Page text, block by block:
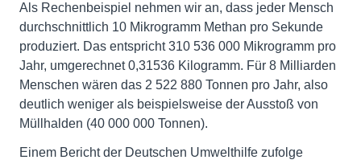
Als Rechenbeispiel nehmen wir an, dass jeder Mensch
durchschnittlich 10 Mikrogramm Methan pro Sekunde
produziert. Das entspricht 310 536 000 Mikrogramm pro
Jahr, umgerechnet 0,31536 Kilogramm. Für 8 Milliarden
Menschen wären das 2 522 880 Tonnen pro Jahr, also
deutlich weniger als beispielsweise der Ausstoß von
Müllhalden (40 000 000 Tonnen).
Einem Bericht der Deutschen Umwelthilfe zufolge